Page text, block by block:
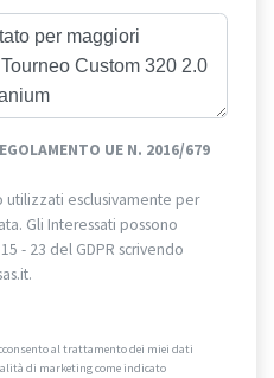
UE N. 2016/679
utilizzati esclusivamente per
Gli Interessati possono
- 23 del GDPR scrivendo
al trattamento dei miei dati
di marketing come indicato